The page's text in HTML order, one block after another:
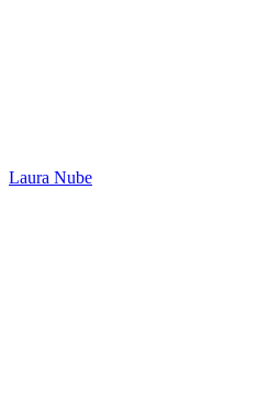
Laura Nube